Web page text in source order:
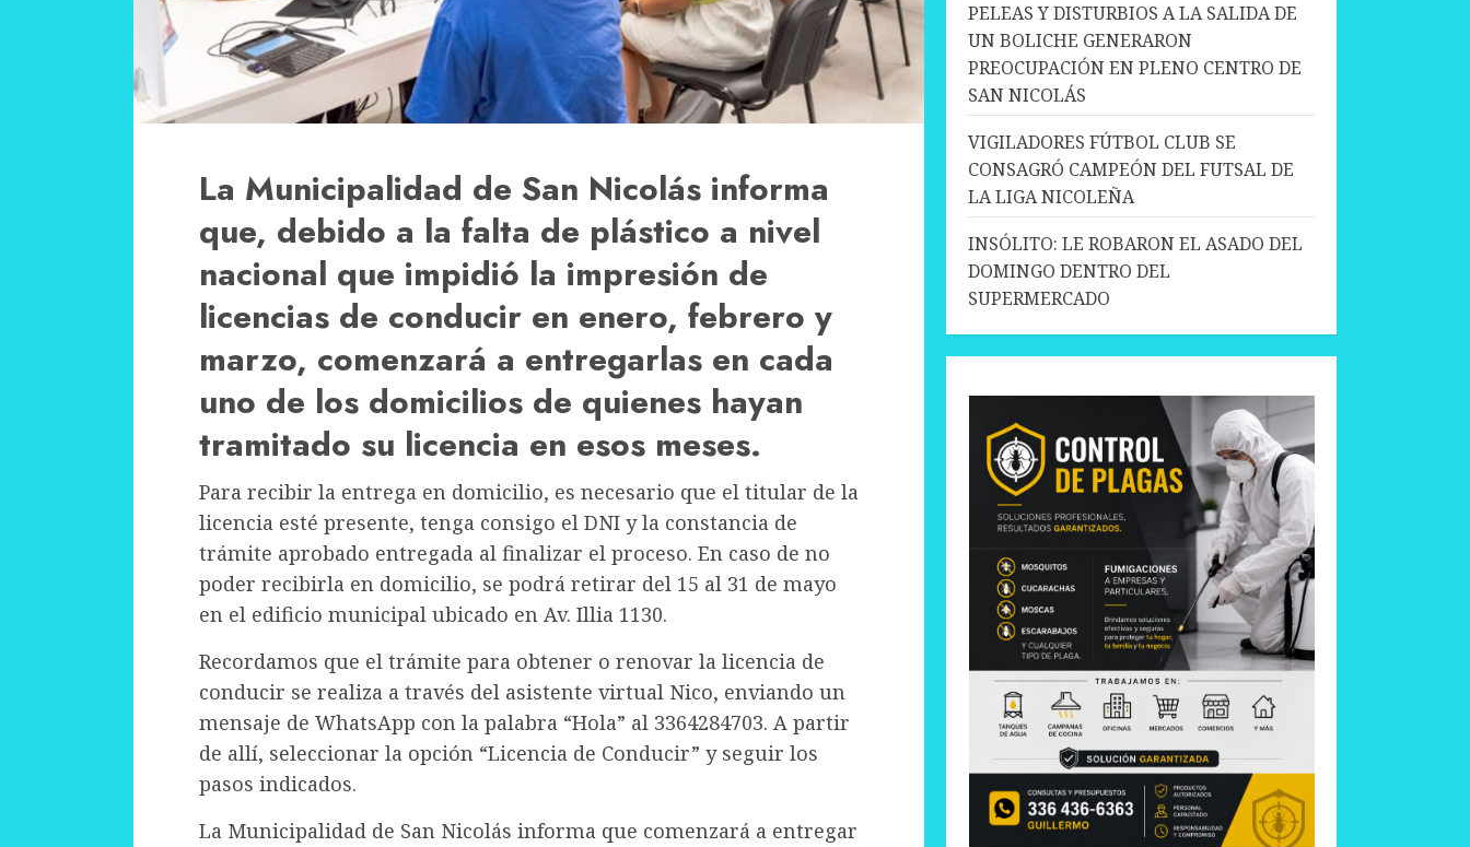
La Municipalidad de San Nicolás informa
que, debido a la falta de plástico a nivel
nacional que impidió la impresión de
licencias de conducir en enero, febrero y
marzo, comenzará a entregarlas en cada
uno de los domicilios de quienes hayan
tramitado su licencia en esos meses.
Para recibir la entrega en domicilio, es necesario que el titular de la
licencia esté presente, tenga consigo el DNI y la constancia de
trámite aprobado entregada al finalizar el proceso. En caso de no
poder recibirla en domicilio, se podrá retirar del 15 al 31 de mayo
en el edificio municipal ubicado en Av. Illia 1130.
Recordamos que el trámite para obtener o renovar la licencia de
conducir se realiza a través del asistente virtual Nico, enviando un
mensaje de WhatsApp con la palabra “Hola” al 3364284703. A partir
de allí, seleccionar la opción “Licencia de Conducir” y seguir los
pasos indicados.
La Municipalidad de San Nicolás informa que comenzará a entregar
PELEAS Y DISTURBIOS A LA SALIDA DE
UN BOLICHE GENERARON
PREOCUPACIÓN EN PLENO CENTRO DE
SAN NICOLÁS
VIGILADORES FÚTBOL CLUB SE
CONSAGRÓ CAMPEÓN DEL FUTSAL DE
LA LIGA NICOLEÑA
INSÓLITO: LE ROBARON EL ASADO DEL
DOMINGO DENTRO DEL
SUPERMERCADO